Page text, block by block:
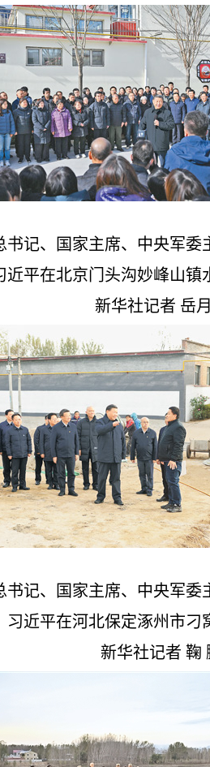
记、国家主席、中央军委
平在北京门头沟妙峰山镇
新华社记者 岳
记、国家主席、中央军委
近平在河北保定涿州市刁
新华社记者 鞠